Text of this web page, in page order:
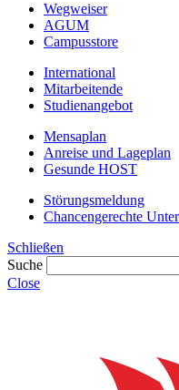
Wegweiser
AGUM
Campusstore
International
Mitarbeitende
Studienangebot
Mensaplan
Anreise und Lageplan
Gesunde HOST
Störungsmeldung
Chancengerechte
Schließen
Suche
Close